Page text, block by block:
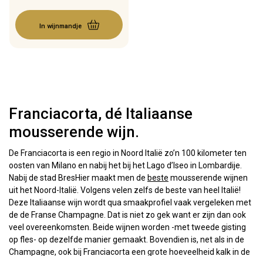
In wijnmandje
Franciacorta, dé Italiaanse
mousserende wijn.
De Franciacorta is een regio in Noord Italië zo’n 100 kilometer ten
oosten van Milano en nabij het bij het Lago d’Iseo in Lombardije.
Nabij de stad BresHier maakt men de beste mousserende wijnen
uit het Noord-Italië. Volgens velen zelfs de beste van heel Italië!
Deze Italiaanse wijn wordt qua smaakprofiel vaak vergeleken met
de de Franse Champagne. Dat is niet zo gek want er zijn dan ook
veel overeenkomsten. Beide wijnen worden -met tweede gisting
op fles- op dezelfde manier gemaakt. Bovendien is, net als in de
Champagne, ook bij Franciacorta een grote hoeveelheid kalk in de